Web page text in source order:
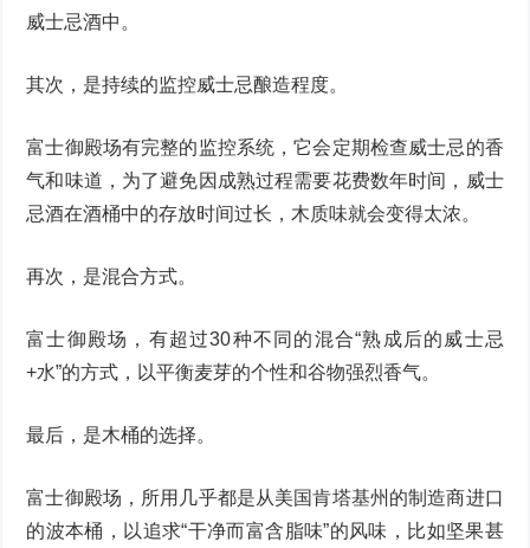
威士忌酒中。
其次，是持续的监控威士忌酿造程度。
富士御殿场有完整的监控系统，它会定期检查威士忌的香
气和味道，为了避免因成熟过程需要花费数年时间，威士
忌酒在酒桶中的存放时间过长，木质味就会变得太浓。
再次，是混合方式。
富士御殿场，有超过30种不同的混合“熟成后的威士忌
+水”的方式，以平衡麦芽的个性和谷物强烈香气。
最后，是木桶的选择。
富士御殿场，所用几乎都是从美国肯塔基州的制造商进口
的波本桶，以追求“干净而富含脂味”的风味，比如坚果甚